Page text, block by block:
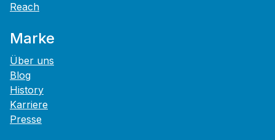
Reach
Marke
Über uns
Blog
History
Karriere
Presse